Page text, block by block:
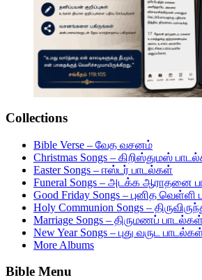
Collections
Bible Verse – வேத வசனம்
Christmas Songs – கிறிஸ்துமஸ்
Easter Songs – ஈஸ்டர் பாடல்கள்
Funeral Songs – அடக்க ஆராதனை
Good Friday Songs – புனித
Holy Communion Songs –
Marriage Songs – திருமணப் பாடல்கள்
New Year Songs – புது வருட
More Albums
Bible Menu